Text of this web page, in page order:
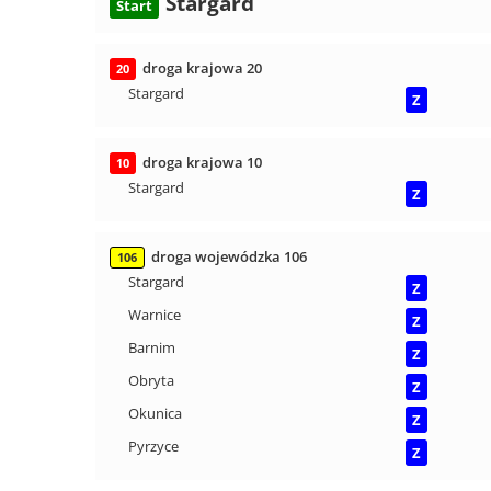
Start
20
droga krajowa 20
Stargard
Z
10
droga krajowa 10
Stargard
Z
106
droga wojewódzka 106
Stargard
Z
Warnice
Z
Barnim
Z
Obryta
Z
Okunica
Z
Pyrzyce
Z